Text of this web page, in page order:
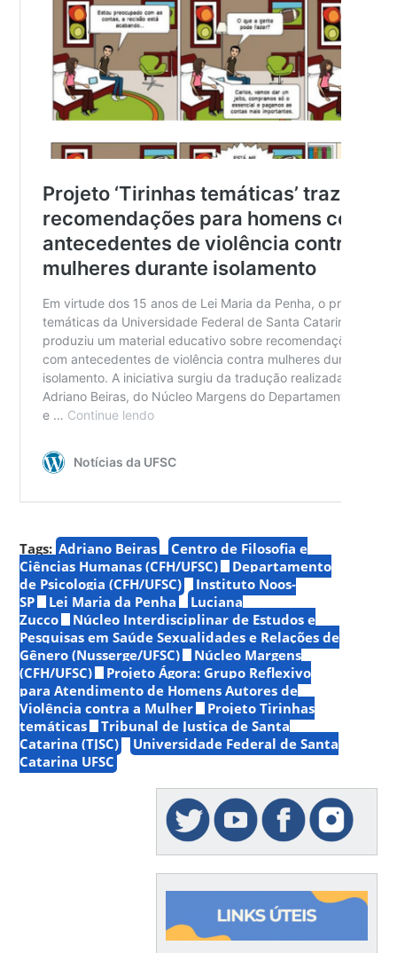
Tags: Adriano Beiras
Centro de Filosofia e
Ciências Humanas (CFH/UFSC)
Departamento
de Psicologia (CFH/UFSC)
Instituto Noos-
SP
Lei Maria da Penha
Luciana
Zucco
Núcleo Interdisciplinar de Estudos e
Pesquisas em Saúde Sexualidades e Relações de
Gênero (Nusserge/UFSC)
Núcleo Margens
(CFH/UFSC)
Projeto Ágora: Grupo Reflexivo
para Atendimento de Homens Autores de
Violência contra a Mulher
Projeto Tirinhas
temáticas
Tribunal de Justiça de Santa
Catarina (TJSC)
Universidade Federal de Santa
Catarina UFSC